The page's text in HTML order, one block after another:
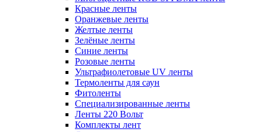
Красные ленты
Оранжевые ленты
Желтые ленты
Зелёные ленты
Синие ленты
Розовые ленты
Ультрафиолетовые UV ленты
Термоленты для саун
Фитоленты
Специализированные ленты
Ленты 220 Вольт
Комплекты лент